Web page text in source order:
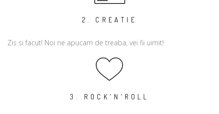
2. CREATIE
Zis si facut! Noi ne apucam de treaba, vei fii uimit!
3. ROCK'N'ROLL